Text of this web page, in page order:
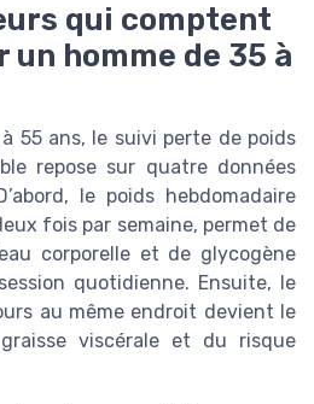
qui comptent
homme de 35 à
55 ans, le suivi perte de poids
repose sur quatre données
le poids hebdomadaire
fois par semaine, permet de
corporelle et de glycogène
quotidienne. Ensuite, le
au même endroit devient le
viscérale et du risque